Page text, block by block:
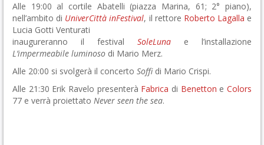
Alle 19:00 al cortile Abatelli (piazza Marina, 61; 2° piano),
nell’ambito di UniverCittà inFestival, il rettore Roberto Lagalla e
Lucia Gotti Venturati
inaugureranno il festival SoleLuna e l’installazione
L’impermeabile luminoso di Mario Merz.
Alle 20:00 si svolgerà il concerto Soffidi Mario Crispi.
Alle 21:30 Erik Ravelo presenterà Fabrica di Benetton eColors
77 e verrà proiettato Never seen the sea.